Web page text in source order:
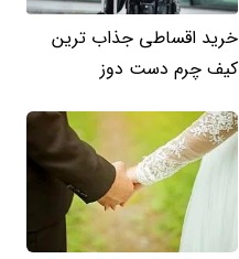
خرید اقساطی جذاب ترین
کیف چرم دست دوز